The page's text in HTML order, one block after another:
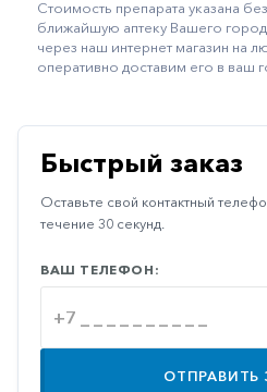
Неврологические
Остеопороз
Противоаллергические
Противовирусные
Противогрибковые
Противоопухолевые
Противоподагрические
Стоимость препарата указана
ближайшую аптеку Вашего
через наш интернет магазин на
оперативно доставим его в ваш
Быстрый заказ
Оставьте свой контактный
течение 30 секунд.
ВАШ ТЕЛЕФОН:
ОТПРАВИТЬ